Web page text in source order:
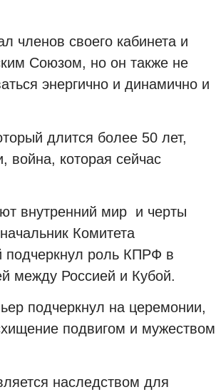
членов своего кабинета и
Союзом, но он также не
энергично и динамично и
длится более 50 лет,
война, которая сейчас
внутренний мир и черты
Комитета
роль КПРФ в
между Россией и Кубой.
подчеркнул на церемонии,
подвигом и мужеством
наследством для